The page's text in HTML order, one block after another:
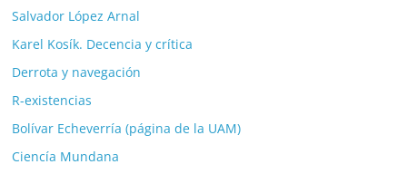
Salvador López Arnal
Karel Kosík. Decencia y crítica
Derrota y navegación
R-existencias
Bolívar Echeverría (página de la UAM)
Ciencía Mundana